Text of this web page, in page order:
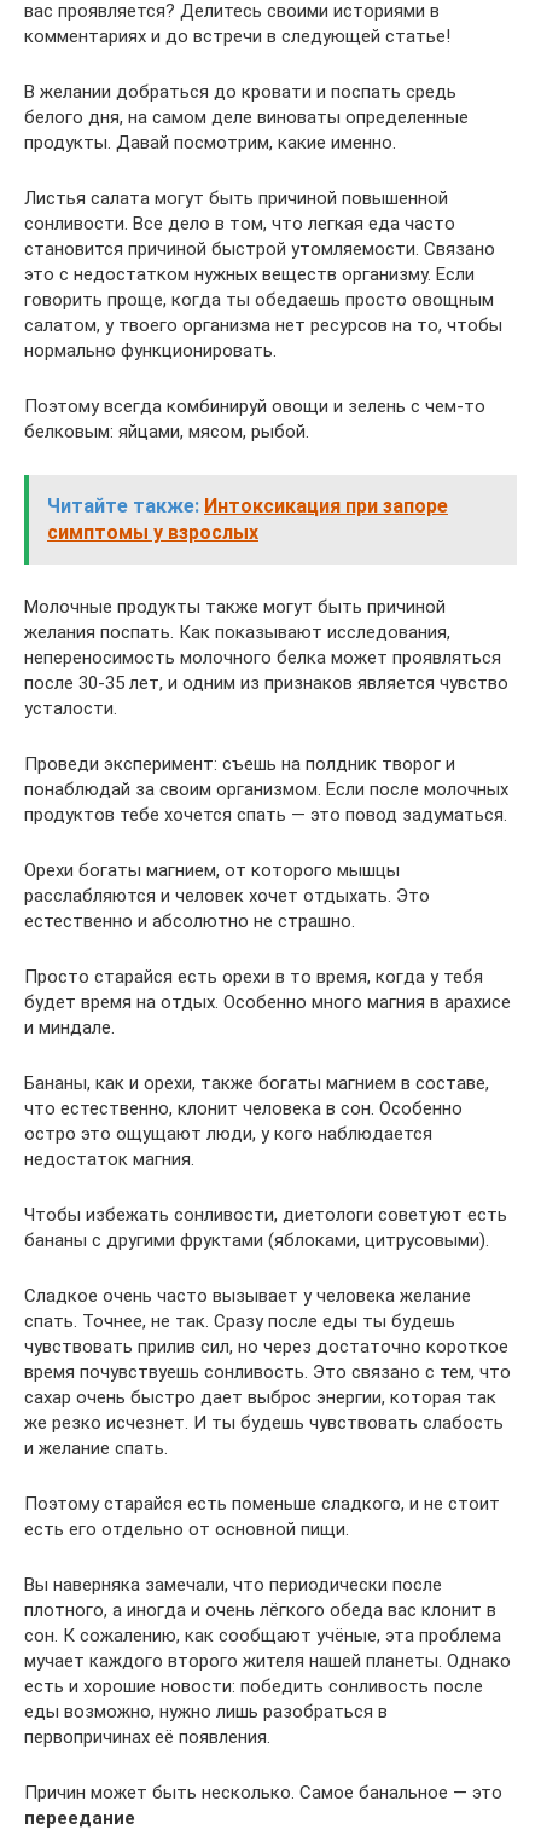
вас проявляется? Делитесь своими историями в
комментариях и до встречи в следующей статье!
В желании добраться до кровати и поспать средь
белого дня, на самом деле виноваты определенные
продукты. Давай посмотрим, какие именно.
Листья салата могут быть причиной повышенной
сонливости. Все дело в том, что легкая еда часто
становится причиной быстрой утомляемости. Связано
это с недостатком нужных веществ организму. Если
говорить проще, когда ты обедаешь просто овощным
салатом, у твоего организма нет ресурсов на то, чтобы
нормально функционировать.
Поэтому всегда комбинируй овощи и зелень с чем-то
белковым: яйцами, мясом, рыбой.
Читайте также: Интоксикация при запоре
симптомы у взрослых
Молочные продукты также могут быть причиной
желания поспать. Как показывают исследования,
непереносимость молочного белка может проявляться
после 30-35 лет, и одним из признаков является чувство
усталости.
Проведи эксперимент: съешь на полдник творог и
понаблюдай за своим организмом. Если после молочных
продуктов тебе хочется спать — это повод задуматься.
Орехи богаты магнием, от которого мышцы
расслабляются и человек хочет отдыхать. Это
естественно и абсолютно не страшно.
Просто старайся есть орехи в то время, когда у тебя
будет время на отдых. Особенно много магния в арахисе
и миндале.
Бананы, как и орехи, также богаты магнием в составе,
что естественно, клонит человека в сон. Особенно
остро это ощущают люди, у кого наблюдается
недостаток магния.
Чтобы избежать сонливости, диетологи советуют есть
бананы с другими фруктами (яблоками, цитрусовыми).
Сладкое очень часто вызывает у человека желание
спать. Точнее, не так. Сразу после еды ты будешь
чувствовать прилив сил, но через достаточно короткое
время почувствуешь сонливость. Это связано с тем, что
сахар очень быстро дает выброс энергии, которая так
же резко исчезнет. И ты будешь чувствовать слабость
и желание спать.
Поэтому старайся есть поменьше сладкого, и не стоит
есть его отдельно от основной пищи.
Вы наверняка замечали, что периодически после
плотного, а иногда и очень лёгкого обеда вас клонит в
сон. К сожалению, как сообщают учёные, эта проблема
мучает каждого второго жителя нашей планеты. Однако
есть и хорошие новости: победить сонливость после
еды возможно, нужно лишь разобраться в
первопричинах её появления.
Причин может быть несколько. Самое банальное — это
переедание